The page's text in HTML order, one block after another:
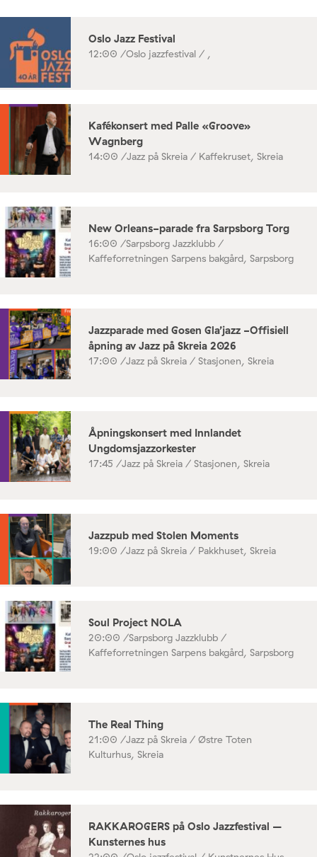
Oslo Jazz Festival
12:00 /Oslo jazzfestival / ,
Kafékonsert med Palle «Groove»
Wagnberg
14:00 /Jazz på Skreia / Kaffekruset, Skreia
New Orleans-parade fra Sarpsborg Torg
16:00 /Sarpsborg Jazzklubb /
Kaffeforretningen Sarpens bakgård, Sarpsborg
Jazzparade med Gosen Gla’jazz -Offisiell
åpning av Jazz på Skreia 2026
17:00 /Jazz på Skreia / Stasjonen, Skreia
Åpningskonsert med Innlandet
Ungdomsjazzorkester
17:45 /Jazz på Skreia / Stasjonen, Skreia
Jazzpub med Stolen Moments
19:00 /Jazz på Skreia / Pakkhuset, Skreia
Soul Project NOLA
20:00 /Sarpsborg Jazzklubb /
Kaffeforretningen Sarpens bakgård, Sarpsborg
The Real Thing
21:00 /Jazz på Skreia / Østre Toten
Kulturhus, Skreia
RAKKAROGERS på Oslo Jazzfestival –
Kunsternes hus